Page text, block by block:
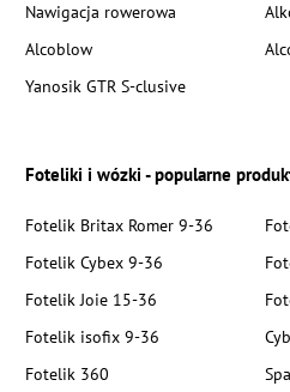
Nawigacja rowerowa
Alcoblow
Yanosik GTR S-clusive
Foteliki i wózki - popularne
Fotelik Britax Romer 9-36
Fotelik Cybex 9-36
Fotelik Joie 15-36
Fotelik isofix 9-36
Fotelik 360